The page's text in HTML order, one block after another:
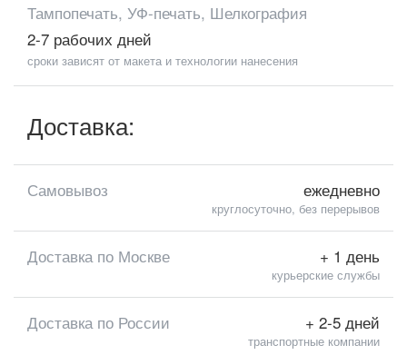
Тампопечать, УФ-печать, Шелкография
2-7 рабочих дней
сроки зависят от макета и технологии нанесения
Доставка:
Самовывоз ежедневно
круглосуточно, без перерывов
Доставка по Москве + 1 день
курьерские службы
Доставка по России + 2-5 дней
транспортные компании